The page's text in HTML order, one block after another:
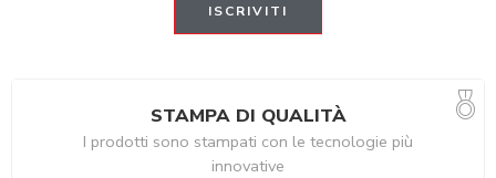
STAMPA DI QUALITÀ
I prodotti sono stampati con le tecnologie più
innovative